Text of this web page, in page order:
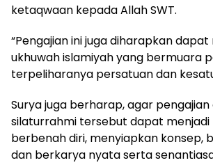
ketaqwaan kepada Allah SWT.
“Pengajian ini juga diharapkan
ukhuwah islamiyah yang bermuara
terpeliharanya persatuan dan
Surya juga berharap, agar pengajian
silaturrahmi tersebut dapat menjadi
berbenah diri, menyiapkan konsep,
dan berkarya nyata serta